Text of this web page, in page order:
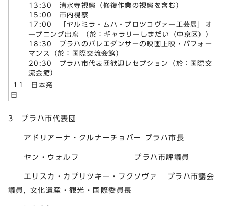
13:30 清水寺視察（修復作業の視察を含む）
15:00 市内視察
17:00 「ヤルミラ・ムハ・プロツコヴァー工芸展」オ
ープニング出席 （於：ギャラリーしまだい（中京区））
18:30 プラハのバレエダンサーの映画上映・パフォー
マンス（於：国際交流会館）
20:30 プラハ市代表団歓迎レセプション（於：国際交
流会館）
11
日
日本発
3 プラハ市代表団
アドリアーナ・クルナーチョバー プラハ市長
ヤン・ウォルフ プラハ市評議員
エリスカ・カプリツキー・フクソヴァ プラハ市議会
議員, 文化遺産・観光・国際委員長